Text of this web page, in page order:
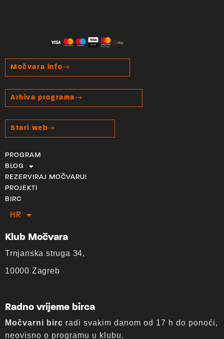
Močvara info
Arhiva programa
Stari web
PROGRAM
BLOG
REZERVIRAJ MOČVARU!
PROJEKTI
BIRC
HR
EN
Klub Močvara
Trnjanska struga 34,
10000 Zagreb
Radno vrijeme birca
Močvarni birc radi svakim danom od 17 h do ponoći,
neovisno o programu u klubu.